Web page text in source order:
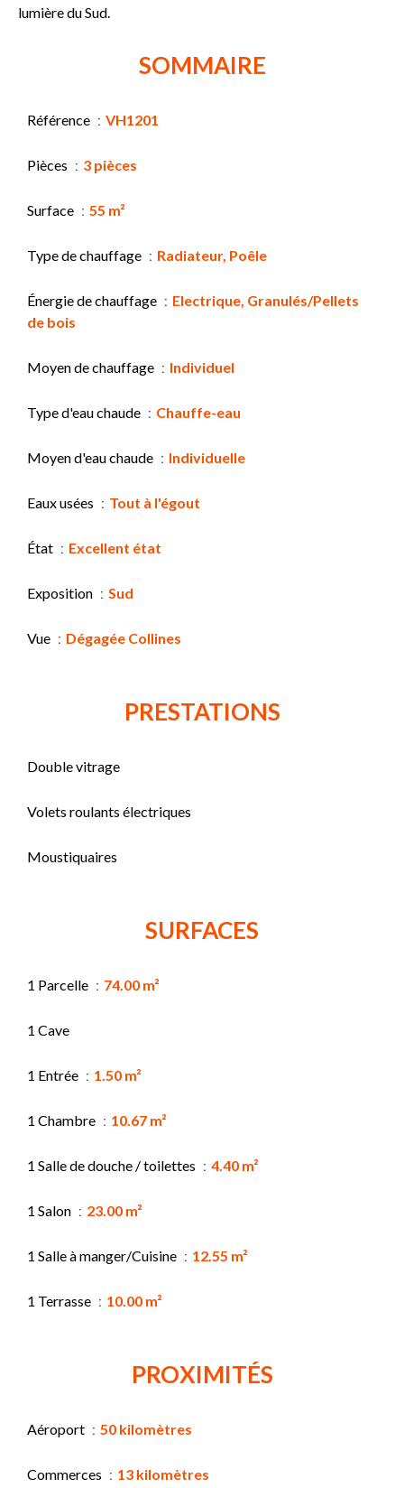
lumière du Sud.
SOMMAIRE
Référence VH1201
Pièces 3 pièces
Surface 55 m²
Type de chauffage Radiateur, Poêle
Énergie de chauffage
Electrique, Granulés/Pellets
de bois
Moyen de chauffage Individuel
Type d'eau chaude Chauffe-eau
Moyen d'eau chaude Individuelle
Eaux usées Tout à l'égout
État Excellent état
Exposition Sud
Vue Dégagée Collines
PRESTATIONS
Double vitrage
Volets roulants électriques
Moustiquaires
SURFACES
1 Parcelle 74.00 m²
1 Cave
1 Entrée 1.50 m²
1 Chambre 10.67 m²
1 Salle de douche / toilettes 4.40 m²
1 Salon 23.00 m²
1 Salle à manger/Cuisine 12.55 m²
1 Terrasse 10.00 m²
PROXIMITÉS
Aéroport 50 kilomètres
Commerces 13 kilomètres